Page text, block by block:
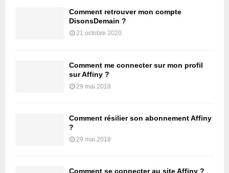
Comment retrouver mon compte
DisonsDemain ?
21 octobre 2020
Comment me connecter sur mon profil
sur Affiny ?
29 mai 2018
Comment résilier son abonnement Affiny
?
29 mai 2018
Comment se connecter au site Affiny ?